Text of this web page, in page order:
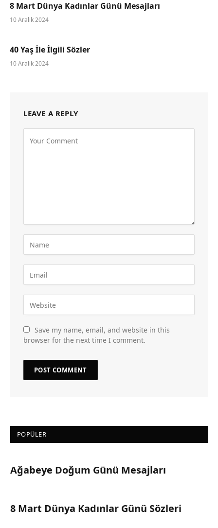
8 Mart Dünya Kadınlar Günü Mesajları
10 Aralık 2024
40 Yaş İle İlgili Sözler
10 Aralık 2024
LEAVE A REPLY
Save my name, email, and website in this
browser for the next time I comment.
POPÜLER
Ağabeye Doğum Günü Mesajları
8 Mart Dünya Kadınlar Günü Sözleri